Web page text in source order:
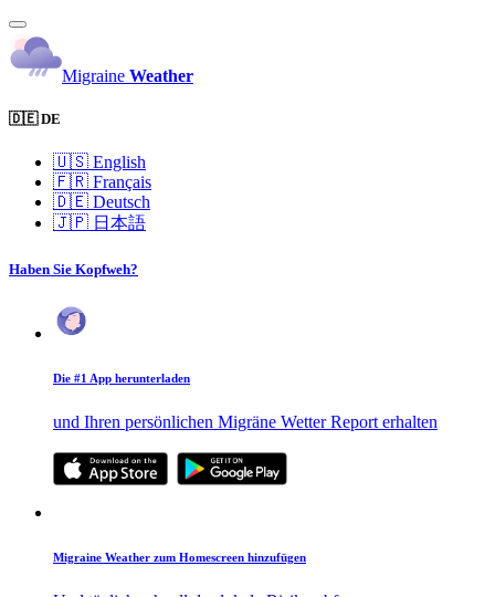
Migraine Weather
🇩🇪 DE
🇺🇸 English
🇫🇷 Français
🇩🇪 Deutsch
🇯🇵 日本語
Haben Sie Kopfweh?
Die #1 App herunterladen
und Ihren persönlichen Migräne Wetter Report erhalten
Migraine Weather zum Homescreen hinzufügen